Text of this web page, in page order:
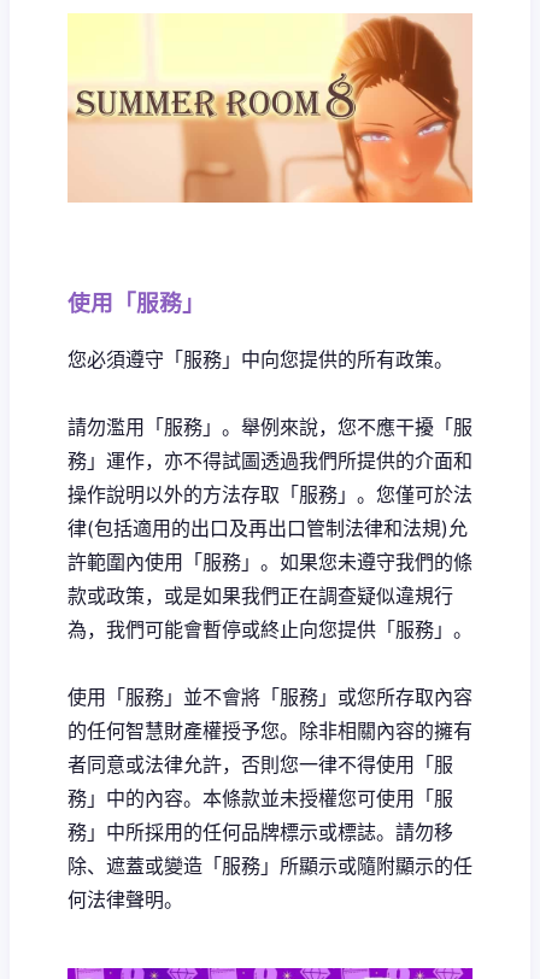
使用「服務」
您必須遵守「服務」中向您提供的所有政策。
請勿濫用「服務」。舉例來說，您不應干擾「服
務」運作，亦不得試圖透過我們所提供的介面和
操作說明以外的方法存取「服務」。您僅可於法
律(包括適用的出口及再出口管制法律和法規)允
許範圍內使用「服務」。如果您未遵守我們的條
款或政策，或是如果我們正在調查疑似違規行
為，我們可能會暫停或終止向您提供「服務」。
使用「服務」並不會將「服務」或您所存取內容
的任何智慧財產權授予您。除非相關內容的擁有
者同意或法律允許，否則您一律不得使用「服
務」中的內容。本條款並未授權您可使用「服
務」中所採用的任何品牌標示或標誌。請勿移
除、遮蓋或變造「服務」所顯示或隨附顯示的任
何法律聲明。